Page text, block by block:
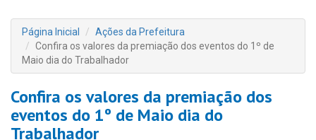
Página Inicial
Ações da Prefeitura
Confira os valores da premiação dos eventos do 1º de
Maio dia do Trabalhador
Confira os valores da premiação dos
eventos do 1º de Maio dia do
Trabalhador